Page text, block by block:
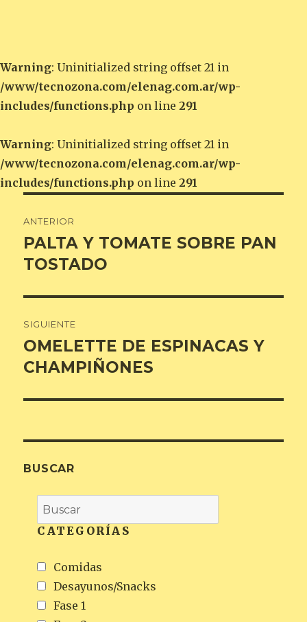
Warning: Uninitialized string offset 21 in
/www/tecnozona.com/elenag.com.ar/wp-
includes/functions.php on line 291
Warning: Uninitialized string offset 21 in
/www/tecnozona.com/elenag.com.ar/wp-
includes/functions.php on line 291
de
entradas
ANTERIOR
Entrada
anterior:
PALTA Y TOMATE SOBRE PAN
TOSTADO
SIGUIENTE
Entrada
siguiente:
OMELETTE DE ESPINACAS Y
CHAMPIÑONES
BUSCAR
CATEGORÍAS
Comidas
Desayunos/Snacks
Fase 1